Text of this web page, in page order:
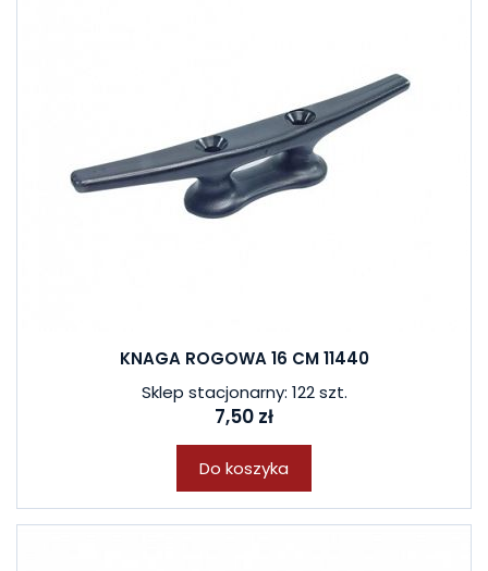
KNAGA ROGOWA 16 CM 11440
Sklep stacjonarny: 122 szt.
7,50 zł
Do koszyka